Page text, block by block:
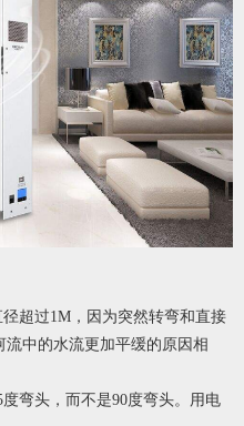
超过1M，因为突然转弯和直接
中的水流更加平缓的原因相
弯头，而不是90度弯头。用电